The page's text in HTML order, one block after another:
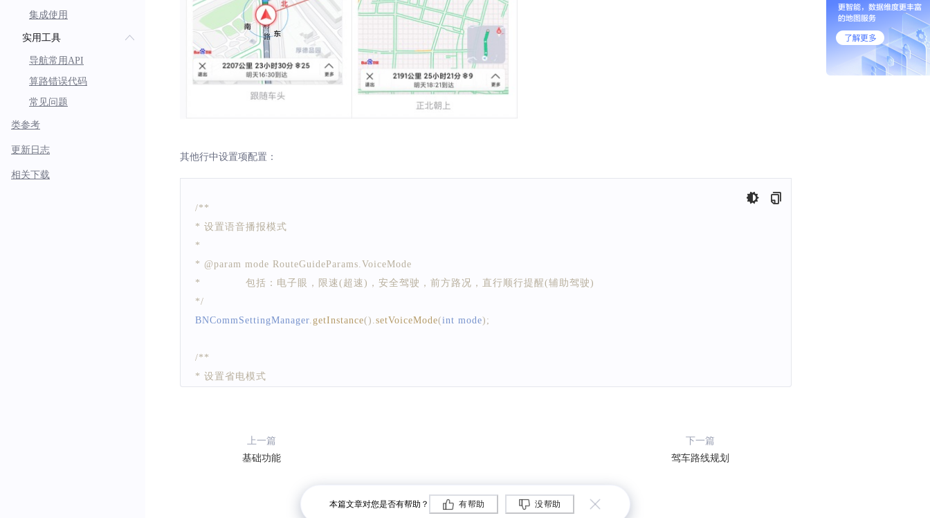
集成使用
实用工具
导航常用API
算路错误代码
常见问题
类参考
更新日志
相关下载
其他行中设置项配置：
/**
* 设置语音播报模式
*
* @param mode RouteGuideParams.VoiceMode
*             包括：电子眼，限速(超速)，安全驾驶，前方路况，直行顺行提醒(辅助驾驶)
*/
BNCommSettingManager getInstance() setVoiceMode(int mode) ;
/**
* 设置省电模式
*             {@link SettingParams.PowerSaveMode#DISABLE_MODE}
上一篇
基础功能
下一篇
驾车路线规划
本篇文章对您是否有帮助？ 有帮助 没帮助